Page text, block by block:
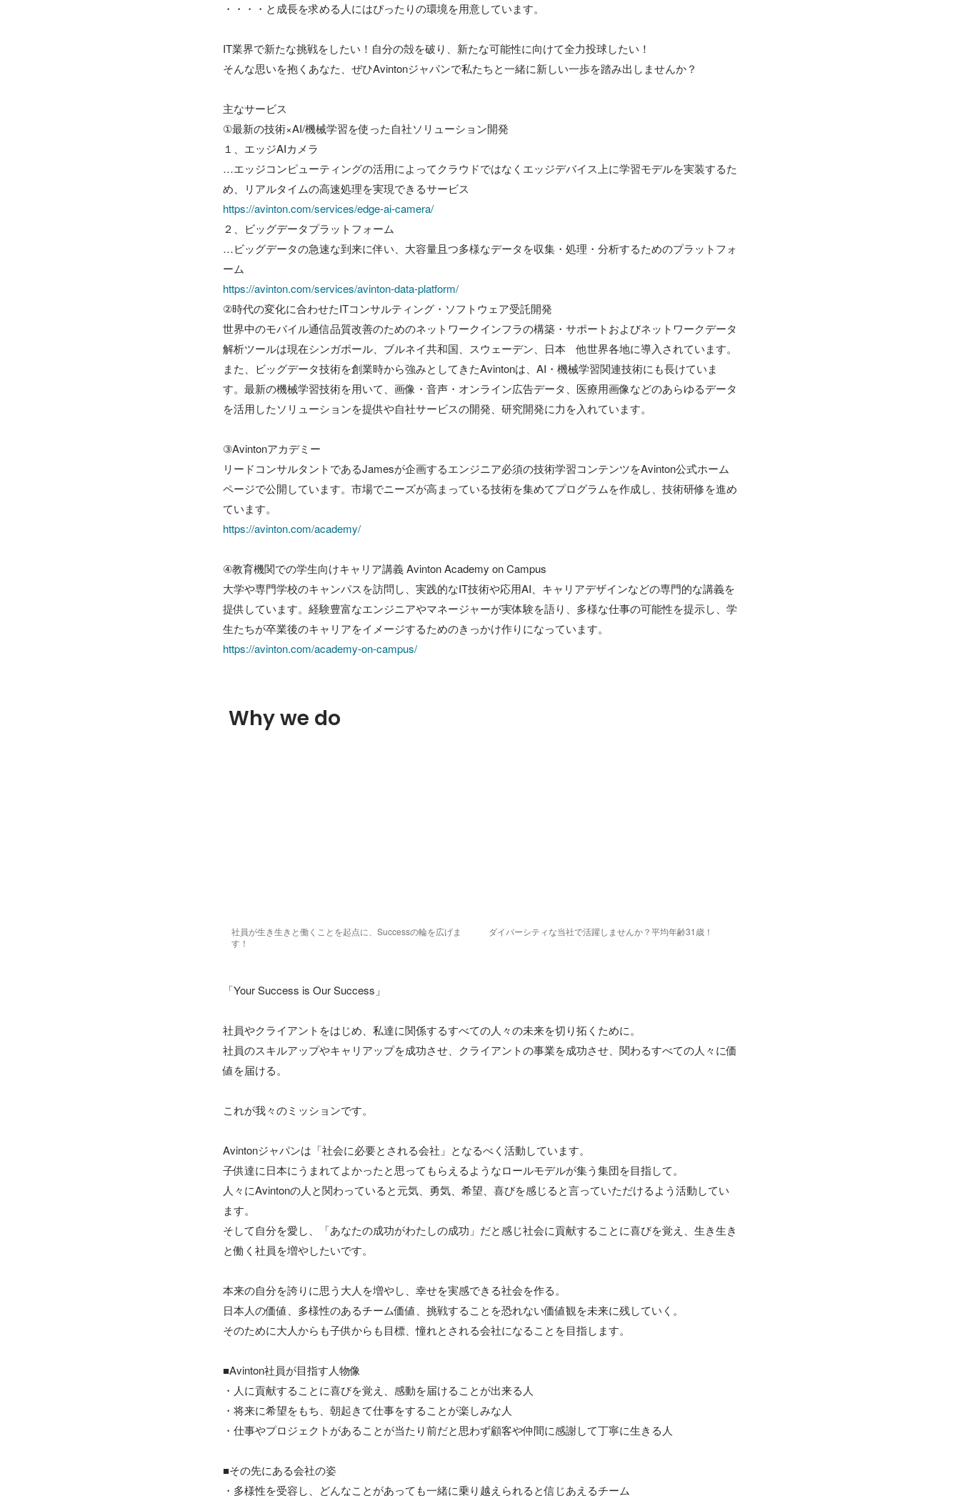
・・・・と成長を求める人にはぴったりの環境を用意しています。
IT業界で新たな挑戦をしたい！自分の殻を破り、新たな可能性に向けて全力投球したい！
そんな思いを抱くあなた、ぜひAvintonジャパンで私たちと一緒に新しい一歩を踏み出しませんか？
主なサービス
①最新の技術×AI/機械学習を使った自社ソリューション開発
１、エッジAIカメラ
…エッジコンピューティングの活用によってクラウドではなくエッジデバイス上に学習モデルを実装するた
https://avinton.com/services/edge-ai-camera/
２、ビッグデータプラットフォーム
…ビッグデータの急速な到来に伴い、大容量且つ多様なデータを収集・処理・分析するためのプラットフォ
https://avinton.com/services/avinton-data-platform/
②時代の変化に合わせたITコンサルティング・ソフトウェア受託開発
世界中のモバイル通信品質改善のためのネットワークインフラの構築・サポートおよびネットワークデータ
解析ツールは現在シンガポール、ブルネイ共和国、スウェーデン、日本　他世界各地に導入されています。
また、ビッグデータ技術を創業時から強みとしてきたAvintonは、AI・機械学習関連技術にも長けていま
す。最新の機械学習技術を用いて、画像・音声・オンライン広告データ、医療用画像などのあらゆるデータ
を活用したソリューションを提供や自社サービスの開発、研究開発に力を入れています。
③Avintonアカデミー
リードコンサルタントであるJamesが企画するエンジニア必須の技術学習コンテンツをAvinton公式ホーム
ページで公開しています。市場でニーズが高まっている技術を集めてプログラムを作成し、技術研修を進め
https://avinton.com/academy/
④教育機関での学生向けキャリア講義 Avinton Academy on Campus
大学や専門学校のキャンパスを訪問し、実践的なIT技術や応用AI、キャリアデザインなどの専門的な講義を
提供しています。経験豊富なエンジニアやマネージャーが実体験を語り、多様な仕事の可能性を提示し、学
https://avinton.com/academy-on-campus/
Why we do
社員が生き生きと働くことを起点に、Successの輪を広げま
す！
ダイバーシティな当社で活躍しませんか？平均年齢31歳！
「Your Success is Our Success」
社員やクライアントをはじめ、私達に関係するすべての人々の未来を切り拓くために。
社員のスキルアップやキャリアップを成功させ、クライアントの事業を成功させ、関わるすべての人々に価
値を届ける。
これが我々のミッションです。
Avintonジャパンは「社会に必要とされる会社」となるべく活動しています。
子供達に日本にうまれてよかったと思ってもらえるようなロールモデルが集う集団を目指して。
人々にAvintonの人と関わっていると元気、勇気、希望、喜びを感じると言っていただけるよう活動してい
ます。
そして自分を愛し、「あなたの成功がわたしの成功」だと感じ社会に貢献することに喜びを覚え、生き生き
と働く社員を増やしたいです。
本来の自分を誇りに思う大人を増やし、幸せを実感できる社会を作る。
日本人の価値、多様性のあるチーム価値、挑戦することを恐れない価値観を未来に残していく。
そのために大人からも子供からも目標、憧れとされる会社になることを目指します。
■Avinton社員が目指す人物像
・人に貢献することに喜びを覚え、感動を届けることが出来る人
・将来に希望をもち、朝起きて仕事をすることが楽しみな人
・仕事やプロジェクトがあることが当たり前だと思わず顧客や仲間に感謝して丁寧に生きる人
■その先にある会社の姿
・多様性を受容し、どんなことがあっても一緒に乗り越えられると信じあえるチーム